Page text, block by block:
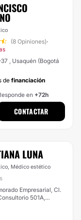
(8 Opiniones)·
de financiación
en +72h
CONTACTAR
LUNA
Médico estético
Empresarial, Cl.
501A,